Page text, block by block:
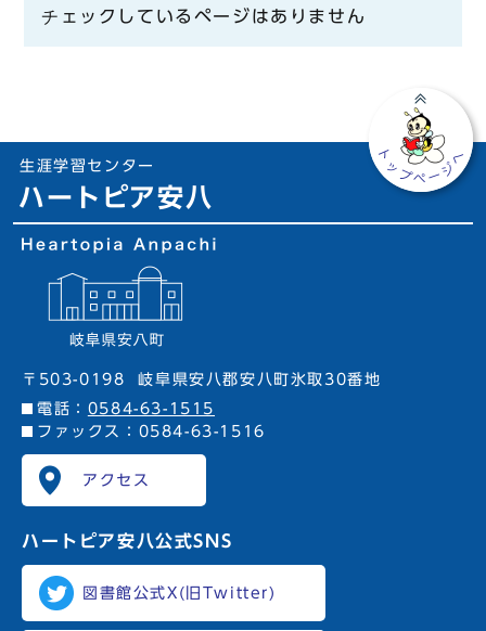
チェックしているページはありません
生涯学習センター
ハートピア安八
〒503-0198
岐阜県安八郡安八町氷取30番地
電話： 0584-63-1515
ファックス：0584-63-1516
アクセス
ハートピア安八公式SNS
図書館公式X(旧Twitter)